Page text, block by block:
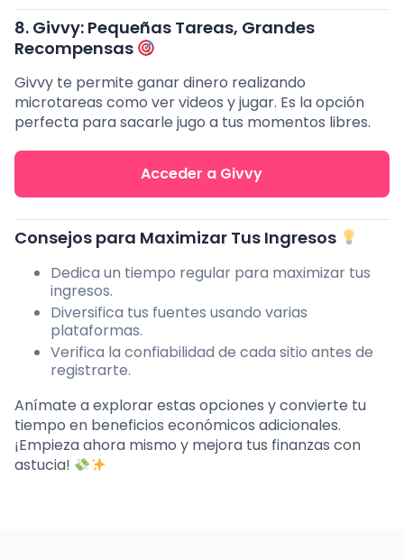
8. Givvy: Pequeñas Tareas, Grandes
Recompensas
Givvy te permite ganar dinero realizando
microtareas como ver videos y jugar. Es la opción
perfecta para sacarle jugo a tus momentos libres.
Acceder a Givvy
Consejos para Maximizar Tus Ingresos
Dedica un tiempo regular para maximizar tus
ingresos.
Diversifica tus fuentes usando varias
plataformas.
Verifica la confiabilidad de cada sitio antes de
registrarte.
Anímate a explorar estas opciones y convierte tu
tiempo en beneficios económicos adicionales.
¡Empieza ahora mismo y mejora tus finanzas con
astucia!